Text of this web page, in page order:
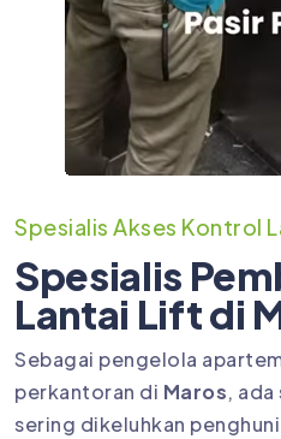
Spesialis Akses Kontrol
Spesialis
Lantai Lift di
Sebagai pengelola
perkantoran di Maros,
sering dikeluhkan